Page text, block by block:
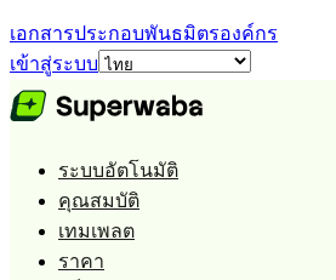
เอกสารประกอบพันธมิตรองค์กร
เข้าสู่ระบบ
ระบบอัตโนมัติ
คุณสมบัติ
เทมเพลต
ราคา